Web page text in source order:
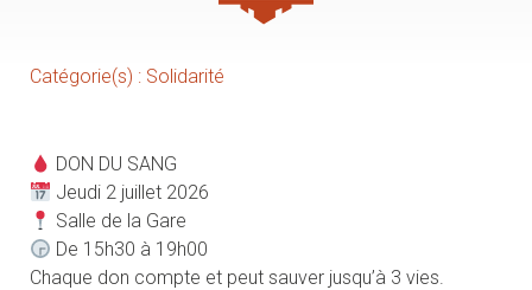
Catégorie(s) : Solidarité
DON DU SANG
Jeudi 2 juillet 2026
Salle de la Gare
De 15h30 à 19h00
Chaque don compte et peut sauver jusqu’à 3 vies.